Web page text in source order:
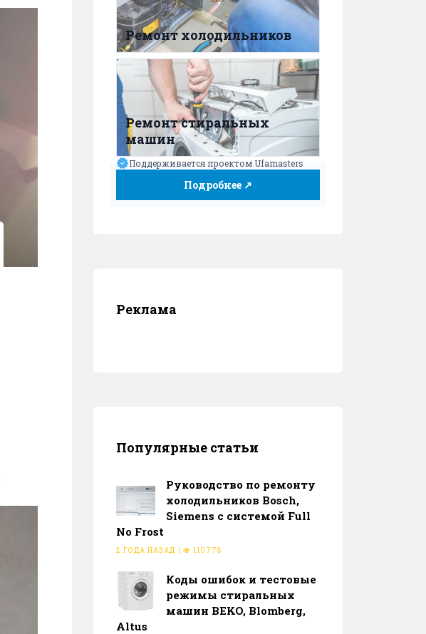
Ремонт холодильников
Ремонт стиральных
машин
Поддерживается проектом Ufamasters
Подробнее ↗
Реклама
Популярные статьи
Руководство по ремонту
холодильников Bosch,
Siemens с системой Full
No Frost
2 ГОДА НАЗАД | 110778
Коды ошибок и тестовые
режимы стиральных
машин BEKO, Blomberg,
Altus